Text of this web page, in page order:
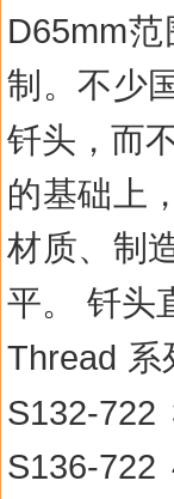
D65mm范
制。不少
钎头，而
的基础上
材质、制
平。
钎头
Thread 系
S132-722
S136-722